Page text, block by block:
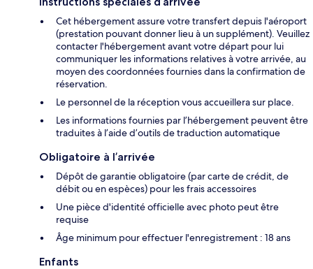
Cet hébergement assure votre transfert depuis l'aéroport
(prestation pouvant donner lieu à un supplément). Veuillez
contacter l'hébergement avant votre départ pour lui
communiquer les informations relatives à votre arrivée, au
moyen des coordonnées fournies dans la confirmation de
réservation.
Le personnel de la réception vous accueillera sur place.
Les informations fournies par l’hébergement peuvent être
traduites à l’aide d’outils de traduction automatique
Obligatoire à l’arrivée
Dépôt de garantie obligatoire (par carte de crédit, de
débit ou en espèces) pour les frais accessoires
Une pièce d'identité officielle avec photo peut être
requise
Âge minimum pour effectuer l'enregistrement : 18 ans
Enfants